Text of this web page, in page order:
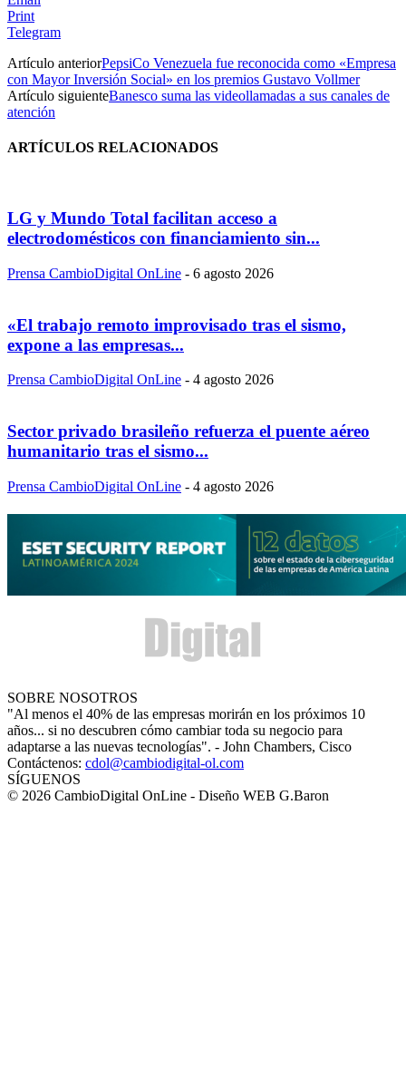
Print
Telegram
Artículo anteriorPepsiCo Venezuela fue reconocida como «Empresa
con Mayor Inversión Social» en los premios Gustavo Vollmer
Artículo siguienteBanesco suma las videollamadas a sus canales de
atención
ARTÍCULOS RELACIONADOS
LG y Mundo Total facilitan acceso a
electrodomésticos con financiamiento sin...
Prensa CambioDigital OnLine - 6 agosto 2026
«El trabajo remoto improvisado tras el sismo,
expone a las empresas...
Prensa CambioDigital OnLine - 4 agosto 2026
Sector privado brasileño refuerza el puente aéreo
humanitario tras el sismo...
Prensa CambioDigital OnLine - 4 agosto 2026
SOBRE NOSOTROS
"Al menos el 40% de las empresas morirán en los próximos 10
años... si no descubren cómo cambiar toda su negocio para
adaptarse a las nuevas tecnologías". - John Chambers, Cisco
Contáctenos: cdol@cambiodigital-ol.com
SÍGUENOS
© 2026 CambioDigital OnLine - Diseño WEB G.Baron